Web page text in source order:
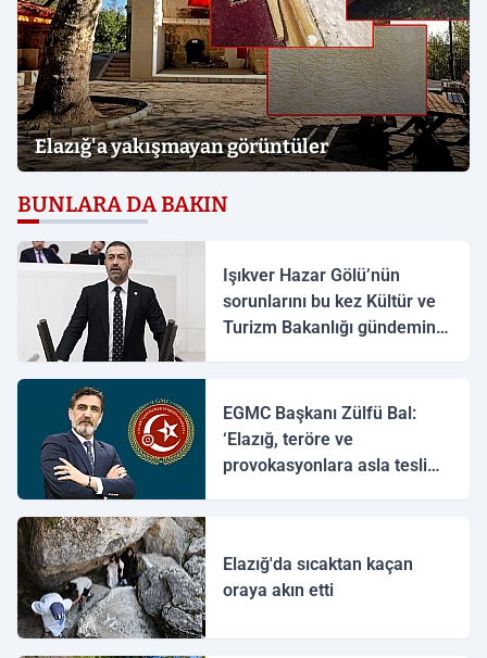
Elazığ'a yakışmayan görüntüler
BUNLARA DA BAKIN
Işıkver Hazar Gölü’nün
sorunlarını bu kez Kültür ve
Turizm Bakanlığı gündemine
EGMC Başkanı Zülfü Bal:
‘Elazığ, teröre ve
provokasyonlara asla teslim
Elazığ'da sıcaktan kaçan
oraya akın etti